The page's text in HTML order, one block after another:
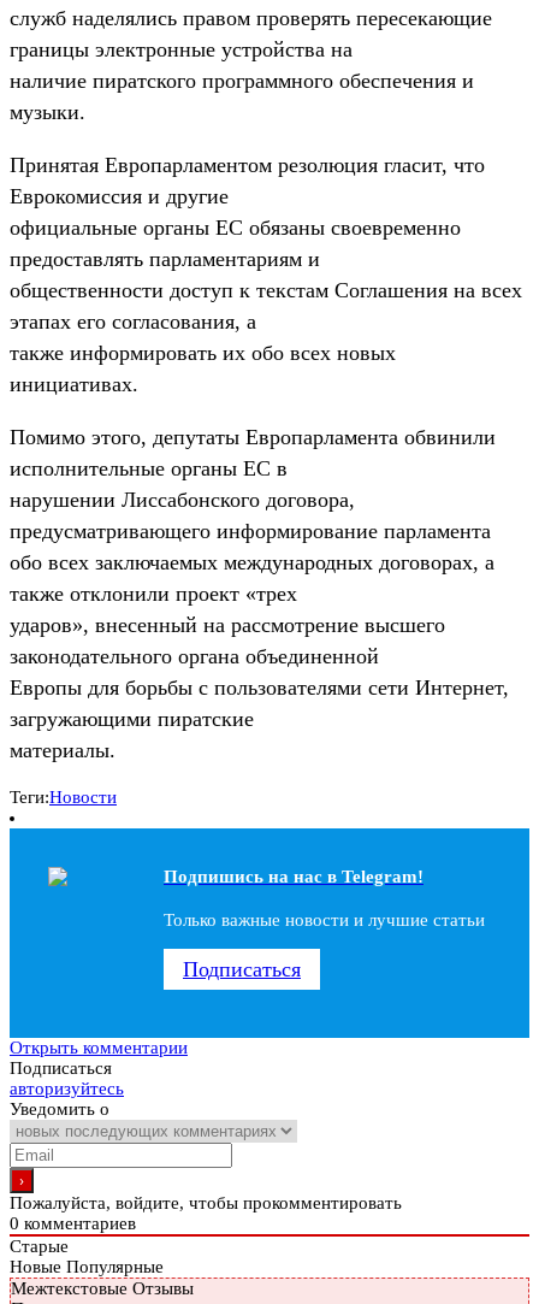
служб наделялись правом проверять пересекающие
границы электронные устройства на
наличие пиратского программного обеспечения и
музыки.
Принятая Европарламентом резолюция гласит, что
Еврокомиссия и другие
официальные органы ЕС обязаны своевременно
предоставлять парламентариям и
общественности доступ к текстам Соглашения на всех
этапах его согласования, а
также информировать их обо всех новых
инициативах.
Помимо этого, депутаты Европарламента обвинили
исполнительные органы ЕС в
нарушении Лиссабонского договора,
предусматривающего информирование парламента
обо всех заключаемых международных договорах, а
также отклонили проект «трех
ударов», внесенный на рассмотрение высшего
законодательного органа объединенной
Европы для борьбы с пользователями сети Интернет,
загружающими пиратские
материалы.
Теги:Новости
Подпишись на наc в Telegram!
Только важные новости и лучшие статьи
Подписаться
Открыть комментарии
Подписаться
авторизуйтесь
Уведомить о
Пожалуйста, войдите, чтобы прокомментировать
0 комментариев
Старые
Новые Популярные
Межтекстовые Отзывы